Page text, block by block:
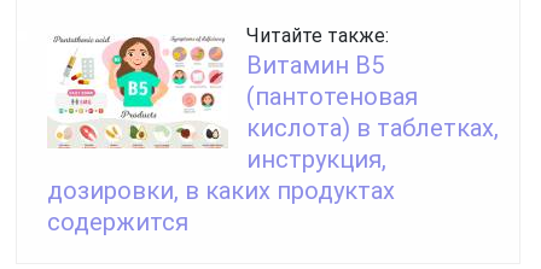
Читайте также:
Витамин B5
(пантотеновая
кислота) в таблетках,
инструкция,
дозировки, в каких продуктах
содержится